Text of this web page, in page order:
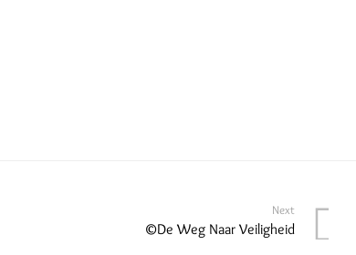
Next
©De Weg Naar Veiligheid